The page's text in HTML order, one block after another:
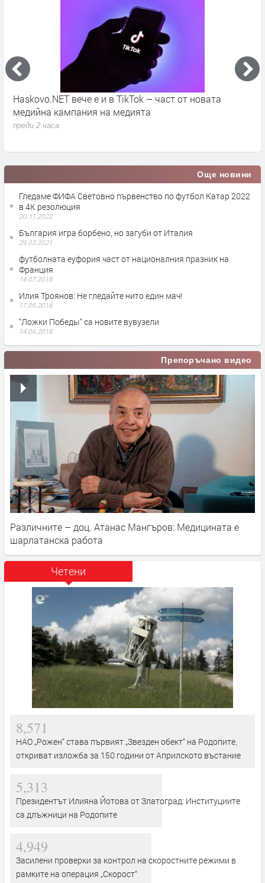
Haskovo.NET вече е и в TikTok – част от новата
медийна кампания на медията
преди 2 часа
Още новини
Гледаме ФИФА Световно първенство по футбол Катар 2022
в 4К резолюция
20.11.2022
България игра борбено, но загуби от Италия
29.03.2021
футболната еуфория част от националния празник на
Франция
14.07.2018
Илия Троянов: Не гледайте нито един мач!
17.06.2018
"Ложки Победы" са новите вувузели
14.06.2018
Препоръчано видео
Различните – доц. Атанас Мангъров: Медицината е
шарлатанска работа
Четени
8,571
НАО „Рожен“ става първият „Звезден обект“ на Родопите,
откриват изложба за 150 години от Априлското въстание
5,313
Президентът Илияна Йотова от Златоград: Институциите
са длъжници на Родопите
4,949
Засилени проверки за контрол на скоростните режими в
рамките на операция „Скорост“